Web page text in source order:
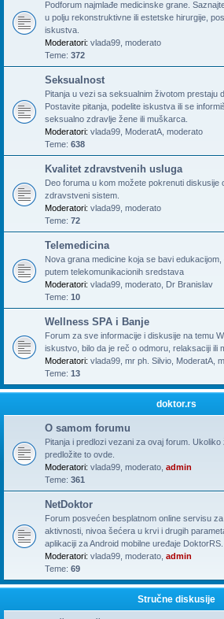
Podforum najmlađe medicinske grane.
u polju rekonstruktivne ili estetske hirurgije,
iskustva.
Moderatori: vlada99 moderato
Teme: 372
Seksualnost
Pitanja u vezi sa seksualnim životom prestaju
Postavite pitanja, podelite iskustva ili se
seksualno zdravlje žene ili muškarca.
Moderatori: vlada99 ModeratA moderato
Teme: 638
Kvalitet zdravstvenih usluga
Deo foruma u kom možete pokrenuti diskusije
zdravstveni sistem.
Moderatori: vlada99 moderato
Teme: 72
Telemedicina
Nova grana medicine koja se bavi
putem telekomunikacionih sredstava
Moderatori: vlada99 moderato Dr Branislav
Teme: 10
Wellness SPA i Banje
Forum za sve informacije i diskusije na temu
iskustvo, bilo da je reč o odmoru, relaksaciji ili
Moderatori: vlada99 mr ph. Silvio ModeratA
Teme: 13
doktor.rs
O samom forumu
Pitanja i predlozi vezani za ovaj forum. Ukoliko
predložite to ovde.
Moderatori: vlada99 moderato admin
Teme: 361
NetDoktor
Forum posvećen besplatnom online servisu
aktivnosti, nivoa šećera u krvi i drugih
aplikaciji za Android mobilne uređaje DoktorRS.
Moderatori: vlada99 moderato admin
Teme: 69
Stručne diskusije